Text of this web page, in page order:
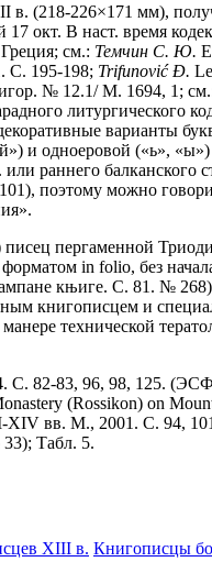
(218-226×171 мм),
окт. В наст. время
см.: Темчин С. Ю.
С. 195-198; Trifunović Đ.
№ 12.1/ М. 1694,
литургического
варианты
и одноеровой («ь»,
раннего
поэтому можно
писец пергаменной
in folio, без
књиге. С. 81. №
книгописцем и
технической
С. 82-83, 96, 98, 125.
(Rossikon) on
XIV вв. М., 2001. С. 94,
Табл. 5.
XIII в. Книгописцы